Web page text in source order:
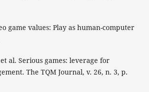
game values: Play as human-computer
al. Serious games: leverage for
The TQM Journal, v. 26, n. 3, p.